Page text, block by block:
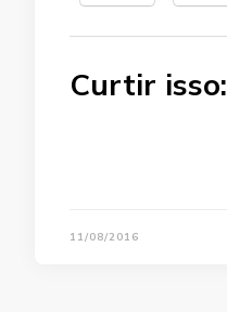
Curtir isso:
11/08/2016